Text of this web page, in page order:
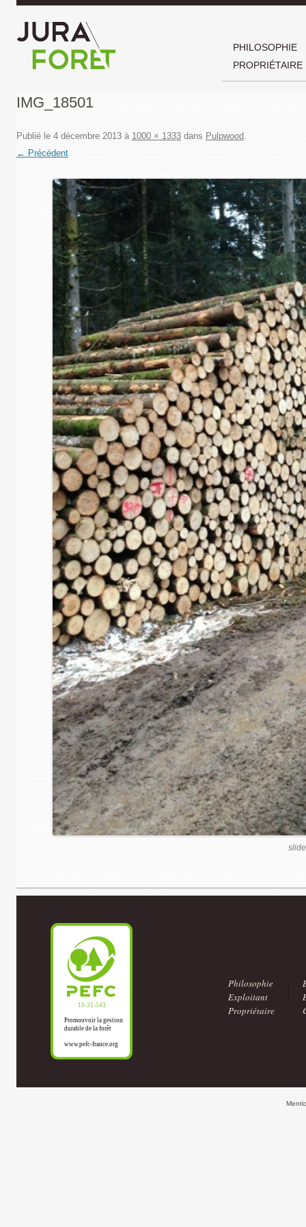
PHILOSOPHIE
PROPRIÉTAIRE
IMG_18501
Publié le 4 décembre 2013 à 1000 × 1333 dans Pulpwood.
← Précédent
Philosophie
Exploitant
Propriétaire